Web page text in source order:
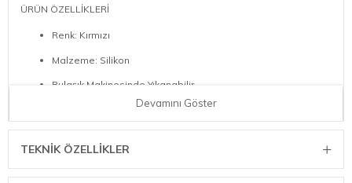
ÜRÜN ÖZELLİKLERİ
Renk: Kırmızı
Malzeme: Silikon
Bulaşık Makinesinde Yıkanabilir
Devamını Göster
TEKNIK ÖZELLIKLER